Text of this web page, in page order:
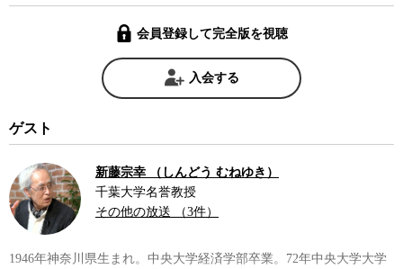
会員登録して完全版を視聴
入会する
ゲスト
新藤宗幸 （しんどう むねゆき）
千葉大学名誉教授
その他の放送 （3件）
1946年神奈川県生まれ。中央大学経済学部卒業。72年中央大学大学